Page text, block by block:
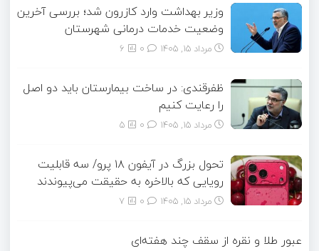
وزیر بهداشت وارد کازرون شد؛ بررسی آخرین
وضعیت خدمات درمانی شهرستان
مرداد ۱۵, ۱۴۰۵ 6
ظفرقندی: در ساخت بیمارستان باید دو اصل
را رعایت کنیم
مرداد ۱۵, ۱۴۰۵ 5
تحول بزرگ در آیفون ۱۸ پرو/ سه قابلیت
رویایی که بالاخره به حقیقت می‌پیوندند
مرداد ۱۵, ۱۴۰۵ 7
عبور طلا و نقره از سقف چند هفته‌ای